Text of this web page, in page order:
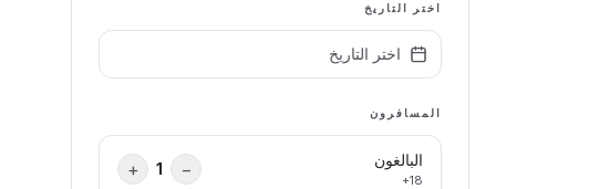
اختر التاريخ
اختر التاريخ
المسافرون
البالغون
18+
−
1
+